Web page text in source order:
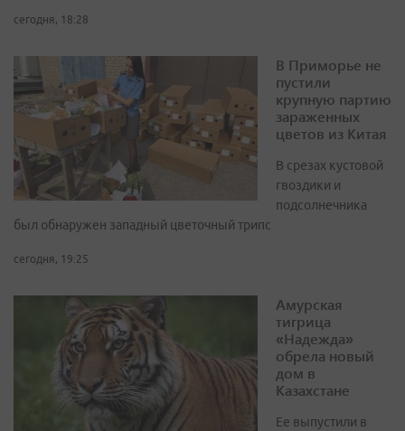
сегодня, 18:28
В Приморье не
пустили
крупную партию
зараженных
цветов из Китая
В срезах кустовой
гвоздики и
подсолнечника
был обнаружен западный цветочный трипс
сегодня, 19:25
Амурская
тигрица
«Надежда»
обрела новый
дом в
Казахстане
Ее выпустили в